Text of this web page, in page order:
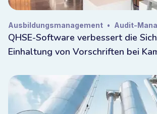
Ausbildungsmanagement • Audit-
QHSE-Software verbessert die
Einhaltung von Vorschriften bei